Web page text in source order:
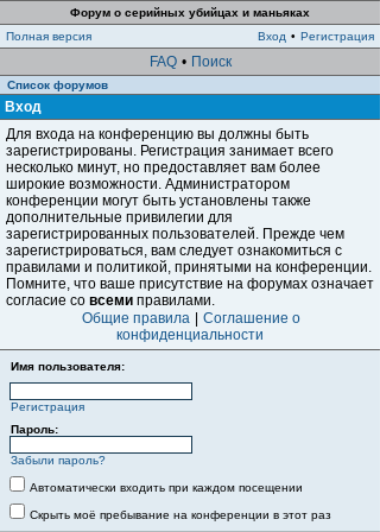
Форум о серийных убийцах и маньяках
Полная версия
Вход • Регистрация
FAQ • Поиск
Список форумов
Вход
Для входа на конференцию вы должны быть
зарегистрированы. Регистрация занимает всего
несколько минут, но предоставляет вам более
широкие возможности. Администратором
конференции могут быть установлены также
дополнительные привилегии для
зарегистрированных пользователей. Прежде чем
зарегистрироваться, вам следует ознакомиться с
правилами и политикой, принятыми на конференции.
Помните, что ваше присутствие на форумах означает
согласие со всеми правилами.
Общие правила
Соглашение о
конфиденциальности
Имя пользователя:
Регистрация
Пароль:
Забыли пароль?
Автоматически входить при каждом посещении
Скрыть моё пребывание на конференции в этот раз